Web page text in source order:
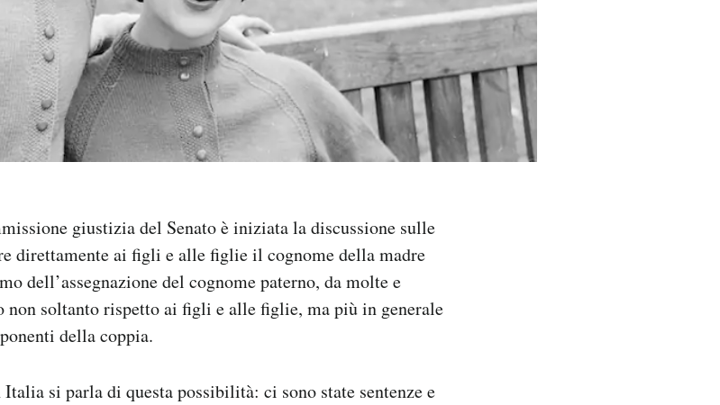
giustizia del Senato è iniziata la discussione sulle
direttamente ai figli e alle figlie il cognome della madre
dell’assegnazione del cognome paterno, da molte e
soltanto rispetto ai figli e alle figlie, ma più in generale
della coppia.
si parla di questa possibilità: ci sono state sentenze e